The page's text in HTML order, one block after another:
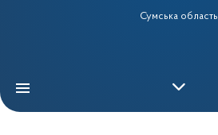
Сумська область